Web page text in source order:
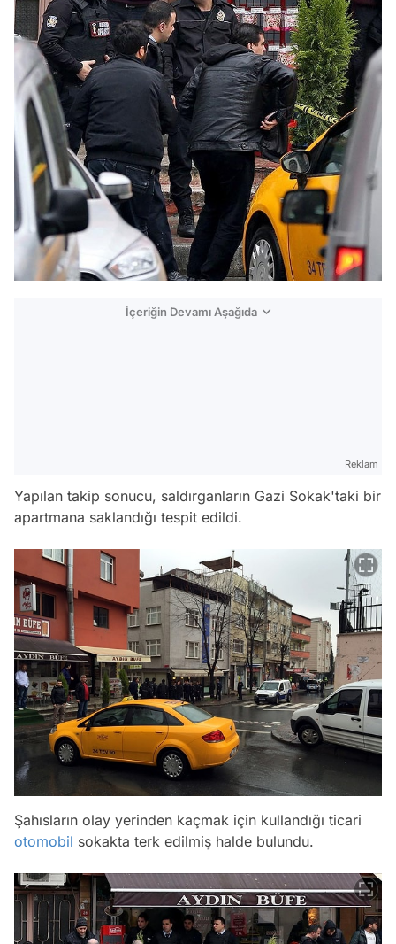
İçeriğin Devamı Aşağıda
Reklam
Yapılan takip sonucu, saldırganların Gazi Sokak'taki bir
apartmana saklandığı tespit edildi.
Şahısların olay yerinden kaçmak için kullandığı ticari
otomobil sokakta terk edilmiş halde bulundu.